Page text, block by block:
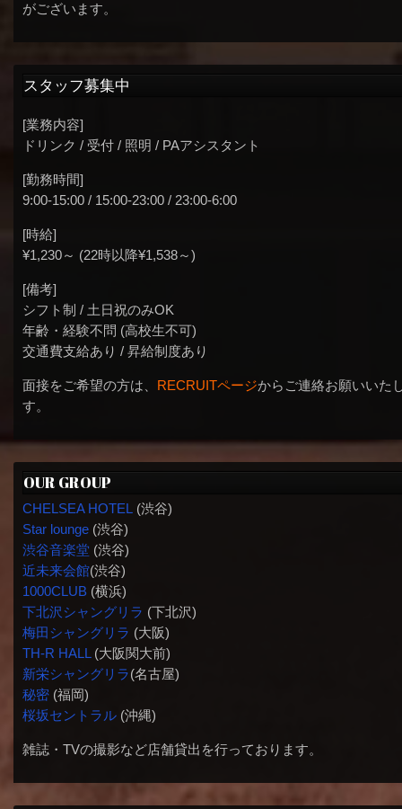
がございます。
スタッフ募集中
[業務内容]
ドリンク / 受付 / 照明 / PAアシスタント
[勤務時間]
9:00-15:00 / 15:00-23:00 / 23:00-6:00
[時給]
¥1,230～ (22時以降¥1,538～)
[備考]
シフト制 / 土日祝のみOK
年齢・経験不問 (高校生不可)
交通費支給あり / 昇給制度あり
面接をご希望の方は、 RECRUITページからご連絡お願いいた
す。
OUR GROUP
CHELSEA HOTEL (渋谷)
Star lounge(渋谷)
渋谷音楽堂(渋谷)
近未来会館(渋谷)
1000CLUB(横浜)
下北沢シャングリラ (下北沢)
梅田シャングリラ (大阪)
TH-R HALL(大阪関大前)
新栄シャングリラ(名古屋)
秘密(福岡)
桜坂セントラル(沖縄)
雑誌・TVの撮影など店舗貸出を行っております。